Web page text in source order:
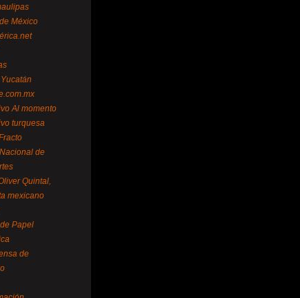
México
Al momento
turquesa
de
Quintal,
mexicano
Papel
de